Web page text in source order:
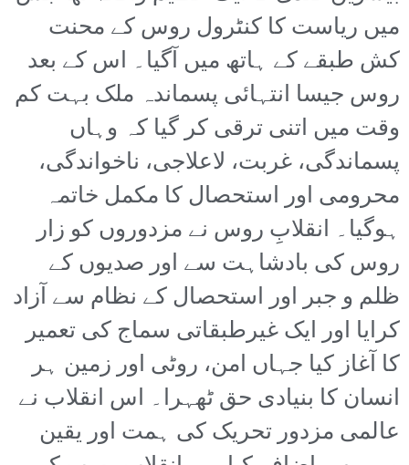
میں ریاست کا کنٹرول روس کے محنت
کش طبقے کے ہاتھ میں آگیا۔ اس کے بعد
روس جیسا انتہائی پسماندہ ملک بہت کم
وقت میں اتنی ترقی کر گیا کہ وہاں
پسماندگی، غربت، لاعلاجی، ناخواندگی،
محرومی اور استحصال کا مکمل خاتمہ
ہوگیا۔ انقلابِ روس نے مزدوروں کو زار
روس کی بادشاہت سے اور صدیوں کے
ظلم و جبر اور استحصال کے نظام سے آزاد
کرایا اور ایک غیرطبقاتی سماج کی تعمیر
کا آغاز کیا جہاں امن، روٹی اور زمین ہر
انسان کا بنیادی حق ٹھہرا۔ اس انقلاب نے
عالمی مزدور تحریک کی ہمت اور یقین